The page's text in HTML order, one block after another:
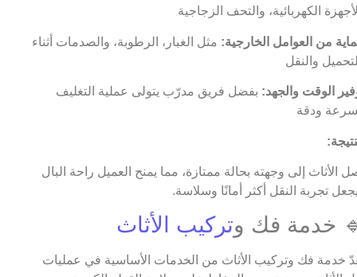
من العوامل الخارجية: مثل الغبار، الرطوبة، والصدمات أثناء
الوقت والجهد: بفضل فريق مدرّب يتولى عملية التغليف
الأثاث إلى وجهته بحالة ممتازة، مما يمنح العميل راحة البال
تجربة النقل أكثر أمانًا وسلاسة.
خدمة فك وتركيب الأثاث
خدمة فك وتركيب الأثاث من الخدمات الأساسية في عمليات